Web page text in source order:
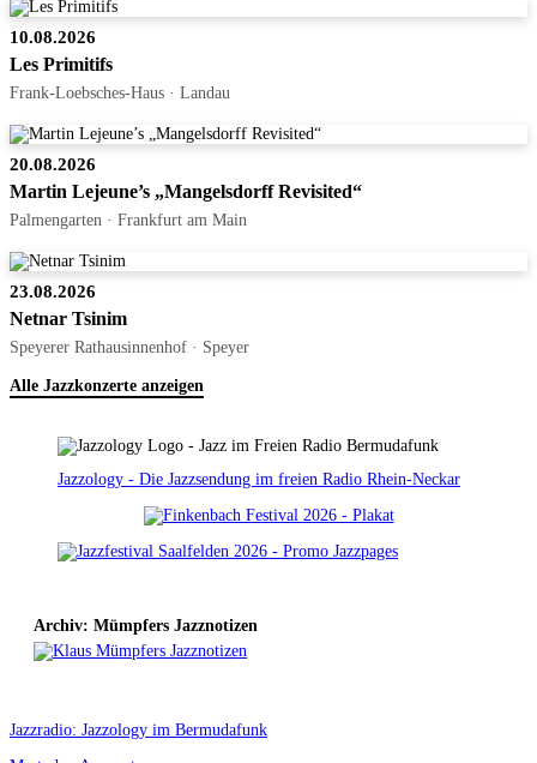
10.08.2026
Les Primitifs
Frank-Loebsches-Haus · Landau
20.08.2026
Martin Lejeune’s „Mangelsdorff Revisited“
Palmengarten · Frankfurt am Main
23.08.2026
Netnar Tsinim
Speyerer Rathausinnenhof · Speyer
Alle Jazzkonzerte anzeigen
Jazzology - Die Jazzsendung im freien Radio Rhein-Neckar
Archiv: Mümpfers Jazznotizen
Jazzradio: Jazzology im Bermudafunk